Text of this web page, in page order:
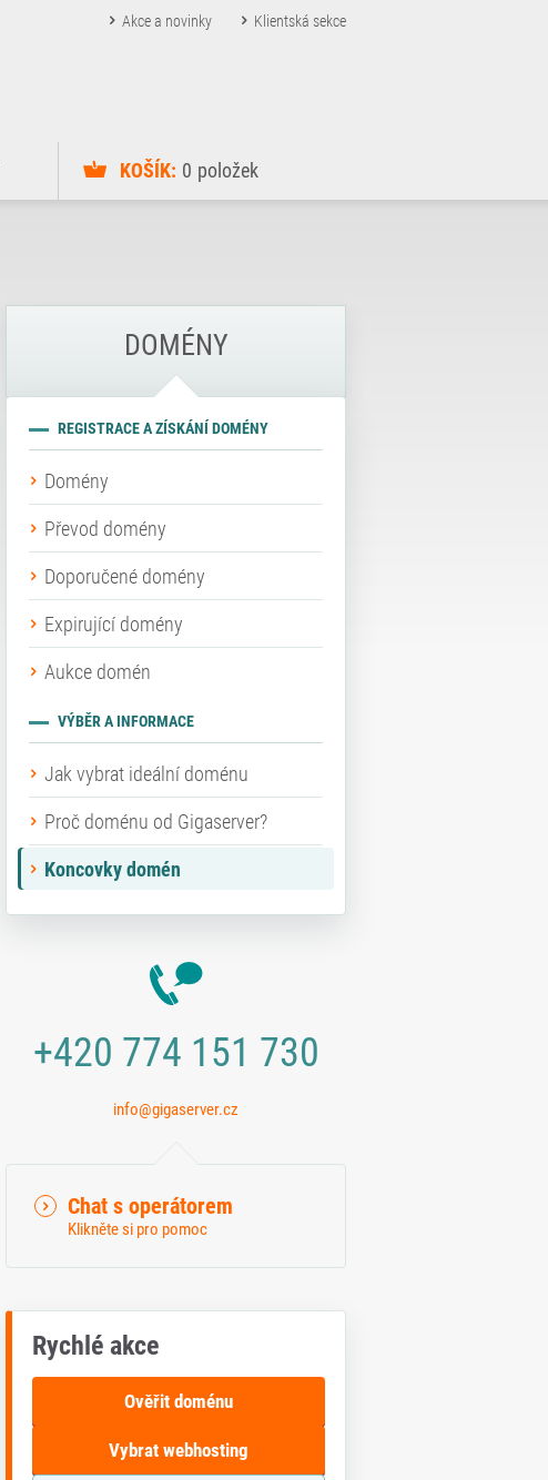
KOŠÍK: 0 položek
Akce a novinky Klientská sekce
DOMÉNY
REGISTRACE A ZÍSKÁNÍ DOMÉNY
Domény
Převod domény
Doporučené domény
Expirující domény
Aukce domén
VÝBĚR A INFORMACE
Jak vybrat ideální doménu
Proč doménu od Gigaserver?
Koncovky domén
+420 774 151 730
info@gigaserver.cz
Chat s operátorem
Klikněte si pro pomoc
Rychlé akce
Ověřit doménu
Vybrat webhosting